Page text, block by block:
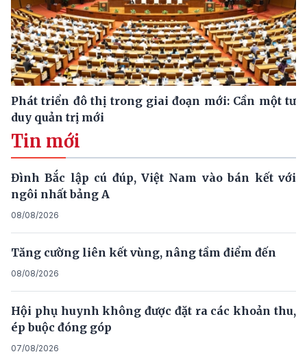
Phát triển đô thị trong giai đoạn mới: Cần một tư
duy quản trị mới
Tin mới
Đình Bắc lập cú đúp, Việt Nam vào bán kết với
ngôi nhất bảng A
08/08/2026
Tăng cường liên kết vùng, nâng tầm điểm đến
08/08/2026
Hội phụ huynh không được đặt ra các khoản thu,
ép buộc đóng góp
07/08/2026